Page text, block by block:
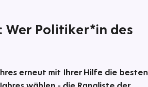
Wer Politiker*in des
erneut mit Ihrer Hilfe die besten